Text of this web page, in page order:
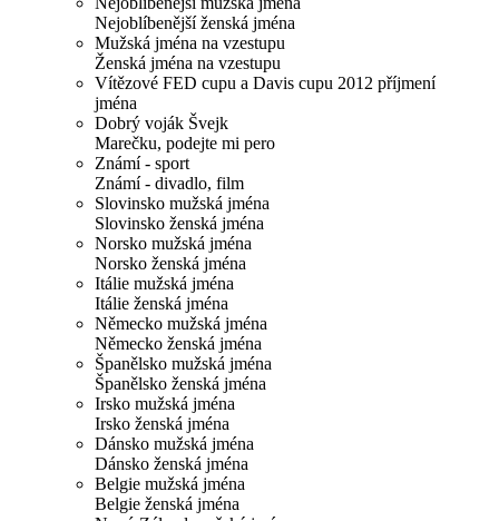
Nejoblíbenější ženská jména
Mužská jména na vzestupu
Ženská jména na vzestupu
Vítězové FED cupu a Davis cupu 2012 příjmení
jména
Dobrý voják Švejk
Marečku, podejte mi pero
Známí - sport
Známí - divadlo, film
Slovinsko mužská jména
Slovinsko ženská jména
Norsko mužská jména
Norsko ženská jména
Itálie mužská jména
Itálie ženská jména
Německo mužská jména
Německo ženská jména
Španělsko mužská jména
Španělsko ženská jména
Irsko mužská jména
Irsko ženská jména
Dánsko mužská jména
Dánsko ženská jména
Belgie mužská jména
Belgie ženská jména